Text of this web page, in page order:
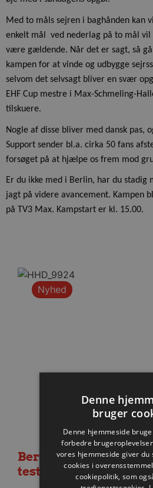
Med to måls sejren i baghånden kan
enkelt mål  ved nederlag på to mål
være gældende. Når det er sagt, så
kampen for at vinde og udbygge
selvom det selvsagt bliver en svær
EHF Cup mestre i Max-Schmeling-
tilskuere.
Nogle af disse bliver med dansk pas,
Support sender bl.a. cirka 50 fans
forsøget på at hjælpe os frem mod
Er du ikke med i Berlin, har du stadig
jagt på videre avancement. Kampen
på TV3 Max. Kampstart er kl. 15.00.
Nyhed
Berlin besejret i
testkamp
Denne
bruger
Denne hjemmeside
forbedre
vores hjemmeside giver du
cookies i
cookiepolitik, som